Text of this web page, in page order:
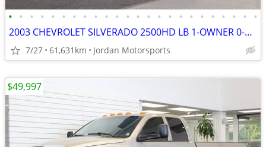
• • • • • • • • • • • • • • • • • • • • • • • •
2003 CHEVROLET SILVERADO 2500HD LB 1-OWNER 0-RUST 8.1L 2004 2005 2006
7/27 61,631km Jordan Motorsports
$49,997